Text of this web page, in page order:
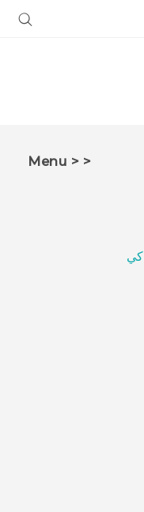
< < Menu